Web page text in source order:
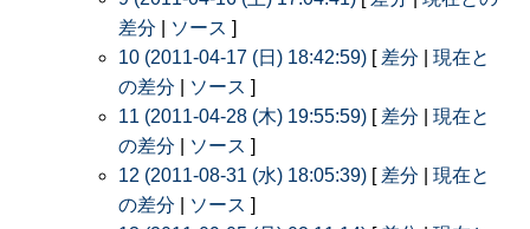
差分
ソース ]
10 (2011-04-17 (日) 18:42:59) [ 差分
現在と
の差分
ソース ]
11 (2011-04-28 (木) 19:55:59) [ 差分
現在と
の差分
ソース ]
12 (2011-08-31 (水) 18:05:39) [ 差分
現在と
の差分
ソース ]